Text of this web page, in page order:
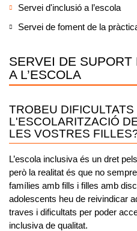
Servei d'inclusió a l’escola
Servei de foment de la
SERVEI DE
A L’ESCOLA
TROBEU DIFICULTATS
L'ESCOLARITZACIÓ
LES VOSTRES
L’escola inclusiva és un dret
però la realitat és que no
famílies amb fills i filles amb
adolescents heu de reivindicar
traves i dificultats per poder
inclusiva de qualitat.